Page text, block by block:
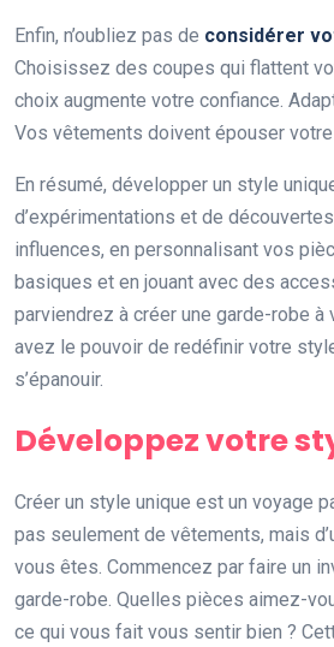
Enfin, n’oubliez pas de considérer
Choisissez des coupes qui flattent
choix augmente votre confiance.
Vos vêtements doivent épouser votre
En résumé, développer un style
d’expérimentations et de
influences, en personnalisant vos
basiques et en jouant avec des
parviendrez à créer une garde-robe à
avez le pouvoir de redéfinir votre
s’épanouir.
Développez votre
Créer un style unique est un voyage
pas seulement de vêtements, mais
vous êtes. Commencez par faire un
garde-robe. Quelles pièces aimez-
ce qui vous fait vous sentir bien ?